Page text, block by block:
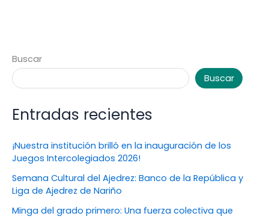
Buscar
Buscar
Entradas recientes
¡Nuestra institución brilló en la inauguración de los
Juegos Intercolegiados 2026!
Semana Cultural del Ajedrez: Banco de la República y
Liga de Ajedrez de Nariño
Minga del grado primero: Una fuerza colectiva que